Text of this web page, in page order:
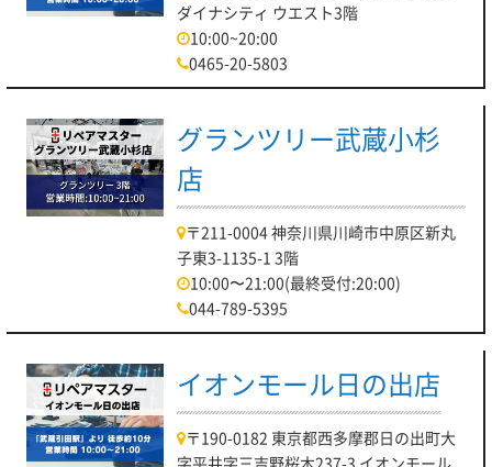
ダイナシティ ウエスト3階
10:00~20:00
0465-20-5803
グランツリー武蔵小杉
店
〒211-0004 神奈川県川崎市中原区新丸
子東3-1135-1 3階
10:00〜21:00(最終受付:20:00)
044-789-5395
イオンモール日の出店
〒190-0182 東京都西多摩郡日の出町大
字平井字三吉野桜木237-3 イオンモール